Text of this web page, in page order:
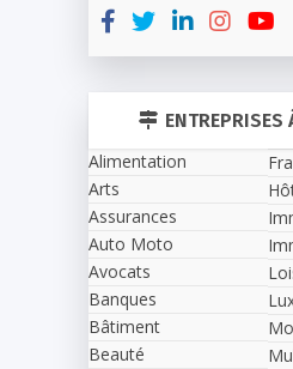
ENTREPRISES
Alimentation
Arts
Assurances
Auto Moto
Avocats
Banques
Bâtiment
Beauté